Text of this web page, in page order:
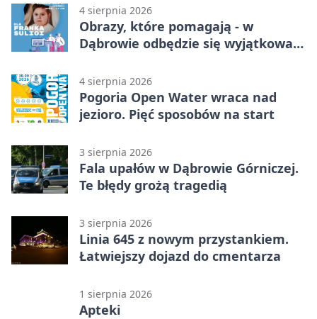
4 sierpnia 2026
Obrazy, które pomagają - w
Dąbrowie odbędzie się wyjątkowa
4 sierpnia 2026
Pogoria Open Water wraca nad
jezioro. Pięć sposobów na start
3 sierpnia 2026
Fala upałów w Dąbrowie Górniczej.
Te błędy grożą tragedią
3 sierpnia 2026
Linia 645 z nowym przystankiem.
Łatwiejszy dojazd do cmentarza
1 sierpnia 2026
Apteki